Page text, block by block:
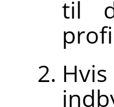
til